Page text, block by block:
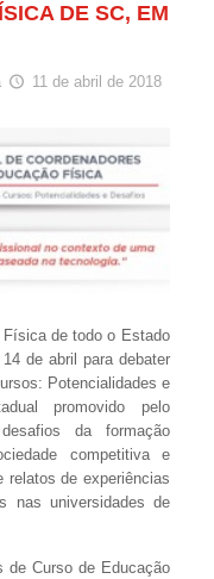
DE SC, EM
11 de abril de 2018
de todo o Estado
de abril para debater
Potencialidades e
promovido pelo
da formação
competitiva e
relatos de experiências
nas universidades de
de Curso de Educação